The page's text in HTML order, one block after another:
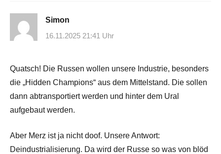
Simon
16.11.2025 21:41 Uhr
Quatsch! Die Russen wollen unsere Industrie, besonders
die „Hidden Champions“ aus dem Mittelstand. Die sollen
dann abtransportiert werden und hinter dem Ural
aufgebaut werden.
Aber Merz ist ja nicht doof. Unsere Antwort:
Deindustrialisierung. Da wird der Russe so was von blöd